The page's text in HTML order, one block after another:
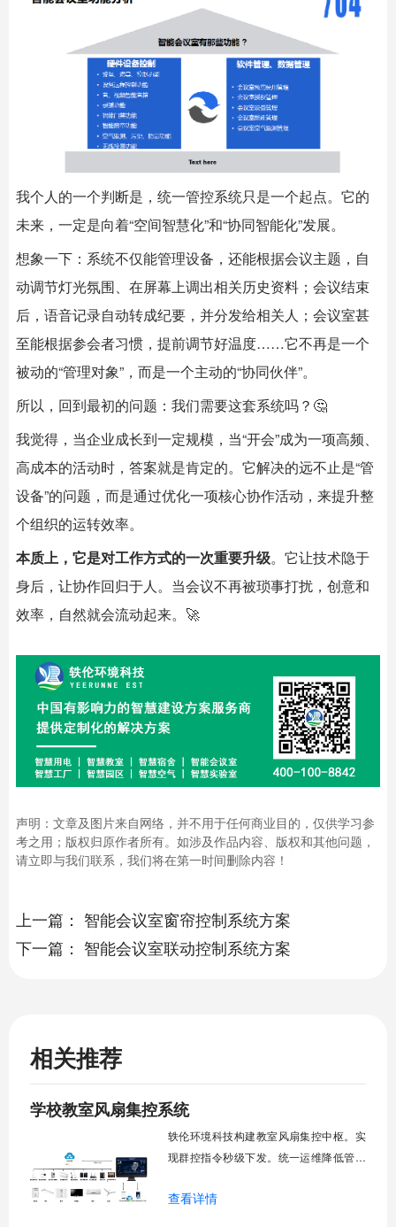
我个人的一个判断是，统一管控系统只是一个起点。它的
未来，一定是向着“空间智慧化”和“协同智能化”发展。
想象一下：系统不仅能管理设备，还能根据会议主题，自
动调节灯光氛围、在屏幕上调出相关历史资料；会议结束
后，语音记录自动转成纪要，并分发给相关人；会议室甚
至能根据参会者习惯，提前调节好温度……它不再是一个
被动的“管理对象”，而是一个主动的“协同伙伴”。
所以，回到最初的问题：我们需要这套系统吗？🤔
我觉得，当企业成长到一定规模，当“开会”成为一项高频、
高成本的活动时，答案就是肯定的。它解决的远不止是“管
设备”的问题，而是通过优化一项核心协作活动，来提升整
个组织的运转效率。
本质上，它是对工作方式的一次重要升级。它让技术隐于
身后，让协作回归于人。当会议不再被琐事打扰，创意和
效率，自然就会流动起来。🚀
声明：文章及图片来自网络，并不用于任何商业目的，仅供学习参
考之用；版权归原作者所有。如涉及作品内容、版权和其他问题，
请立即与我们联系，我们将在第一时间删除内容！
上一篇： 智能会议室窗帘控制系统方案
下一篇： 智能会议室联动控制系统方案
相关推荐
学校教室风扇集控系统
轶伦环境科技构建教室风扇集控中枢。实
现群控指令秒级下发。统一运维降低管理
巡检盲区。保障教学环境温湿度适宜。数
查看详情